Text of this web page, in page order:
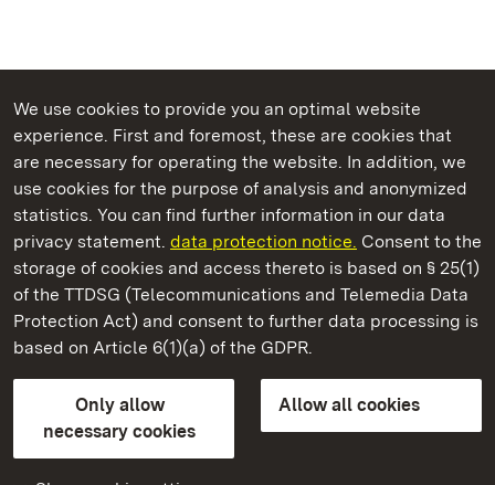
We use cookies to provide you an optimal website
experience. First and foremost, these are cookies that
are necessary for operating the website. In addition, we
use cookies for the purpose of analysis and anonymized
statistics. You can find further information in our data
privacy statement. data protection notice. Consent to the
storage of cookies and access thereto is based on § 25(1)
of the TTDSG (Telecommunications and Telemedia Data
Protection Act) and consent to further data processing is
based on Article 6(1)(a) of the GDPR.
Only allow
necessary cookies
Allow all cookies
State Palaces and Gardens of Baden-Wuerttemberg
Schwetzingen Palace and Gardens
State Palaces and Gardens of Baden-Wuerttemberg
Contact usFAQMasthead
Declaration on barrier-free access
BITV-konform (geprüfte Seiten)